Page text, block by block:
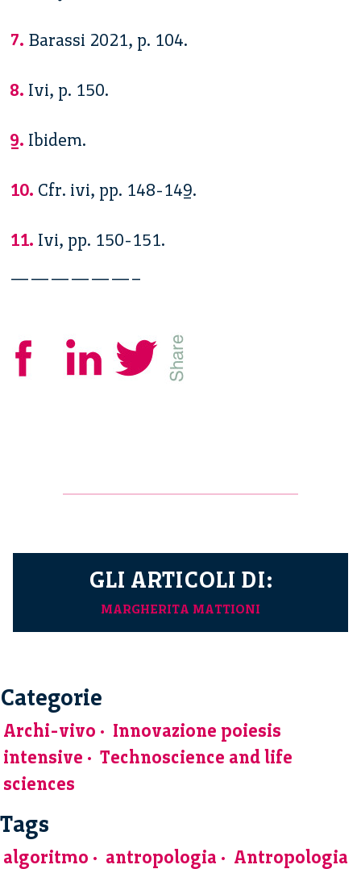
7. Barassi 2021, p. 104.
8. Ivi, p. 150.
9. Ibidem.
10. Cfr. ivi, pp. 148-149.
11. Ivi, pp. 150-151.
——————–
GLI ARTICOLI DI:
MARGHERITA MATTIONI
Categorie
Archi-vivo
Innovazione poiesis
intensive
Technoscience and life
sciences
Tags
algoritmo antropologia
Antropologia